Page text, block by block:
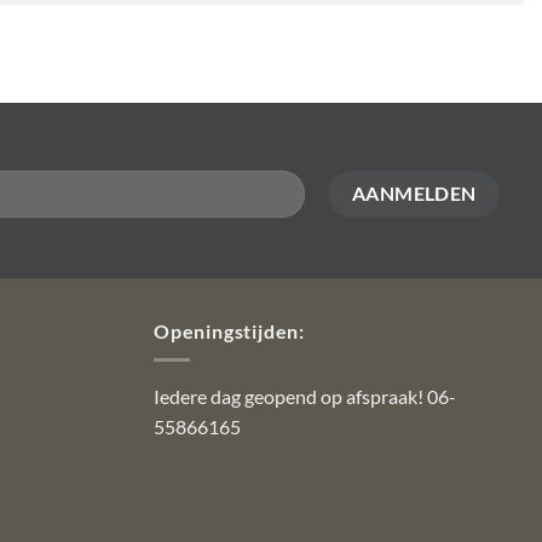
Openingstijden:
Iedere dag geopend op afspraak! 06-
55866165